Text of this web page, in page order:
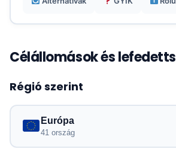
Célállomások és
Régió szerint
Európa
41 ország